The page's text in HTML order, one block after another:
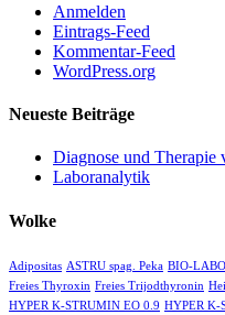
Anmelden
Eintrags-Feed
Kommentar-Feed
WordPress.org
Neueste Beiträge
Diagnose und Therapie
Laboranalytik
Wolke
Adipositas ASTRU spag. Peka BIO-
Freies Thyroxin Freies Trijodthyronin
HYPER K-STRUMIN EO 0.9 HYPER K-